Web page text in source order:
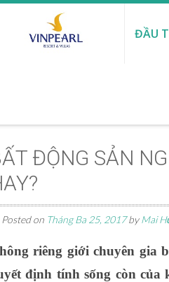
ĐẦU
ĐỘNG SẢN
Posted on Tháng Ba 25, 2017byMai
riêng giới chuyên gia
định tính sống còn